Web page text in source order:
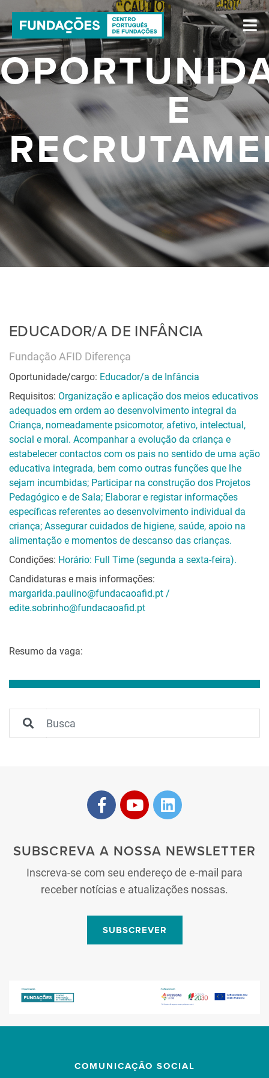
E
EDUCADOR/A DE INFÂNCIA
Fundação AFID Diferença
Oportunidade/cargo: Educador/a de Infância
Requisitos: Organização e aplicação dos meios educativos
adequados em ordem ao desenvolvimento integral da
Criança, nomeadamente psicomotor, afetivo, intelectual,
social e moral. Acompanhar a evolução da criança e
estabelecer contactos com os pais no sentido de uma ação
educativa integrada, bem como outras funções que lhe
sejam incumbidas; Participar na construção dos Projetos
Pedagógico e de Sala; Elaborar e registar informações
específicas referentes ao desenvolvimento individual da
criança; Assegurar cuidados de higiene, saúde, apoio na
alimentação e momentos de descanso das crianças.
Condições: Horário: Full Time (segunda a sexta-feira).
Candidaturas e mais informações:
margarida.paulino@fundacaoafid.pt /
edite.sobrinho@fundacaoafid.pt
Resumo da vaga:
SUBSCREVA A NOSSA NEWSLETTER
Inscreva-se com seu endereço de e-mail para
receber notícias e atualizações nossas.
SUBSCREVER
COMUNICAÇÃO SOCIAL